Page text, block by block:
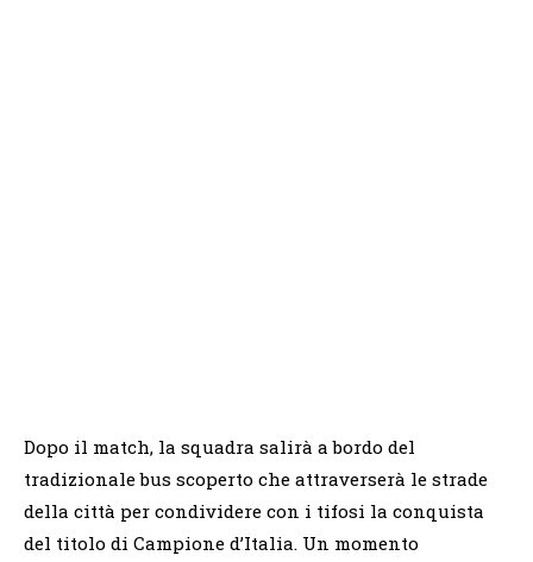
Dopo il match, la squadra salirà a bordo del
tradizionale bus scoperto che attraverserà le strade
della città per condividere con i tifosi la conquista
del titolo di Campione d’Italia. Un momento